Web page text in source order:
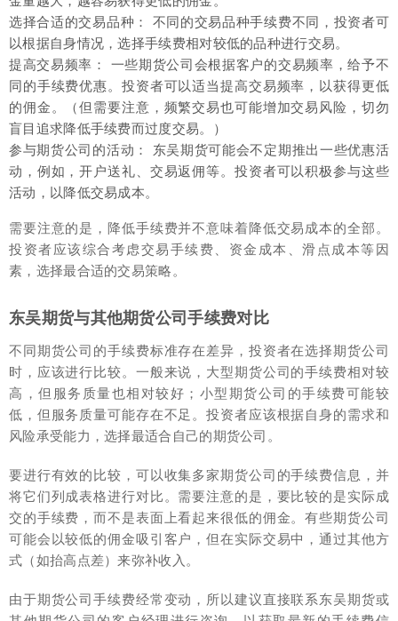
选择合适的交易品种： 不同的交易品种手续费不同，投资者可
以根据自身情况，选择手续费相对较低的品种进行交易。
提高交易频率： 一些期货公司会根据客户的交易频率，给予不
同的手续费优惠。投资者可以适当提高交易频率，以获得更低
的佣金。（但需要注意，频繁交易也可能增加交易风险，切勿
盲目追求降低手续费而过度交易。）
参与期货公司的活动： 东吴期货可能会不定期推出一些优惠活
动，例如，开户送礼、交易返佣等。投资者可以积极参与这些
活动，以降低交易成本。
需要注意的是，降低手续费并不意味着降低交易成本的全部。
投资者应该综合考虑交易手续费、资金成本、滑点成本等因
素，选择最合适的交易策略。
东吴期货与其他期货公司手续费对比
不同期货公司的手续费标准存在差异，投资者在选择期货公司
时，应该进行比较。一般来说，大型期货公司的手续费相对较
高，但服务质量也相对较好；小型期货公司的手续费可能较
低，但服务质量可能存在不足。投资者应该根据自身的需求和
风险承受能力，选择最适合自己的期货公司。
要进行有效的比较，可以收集多家期货公司的手续费信息，并
将它们列成表格进行对比。需要注意的是，要比较的是实际成
交的手续费，而不是表面上看起来很低的佣金。有些期货公司
可能会以较低的佣金吸引客户，但在实际交易中，通过其他方
式（如抬高点差）来弥补收入。
由于期货公司手续费经常变动，所以建议直接联系东吴期货或